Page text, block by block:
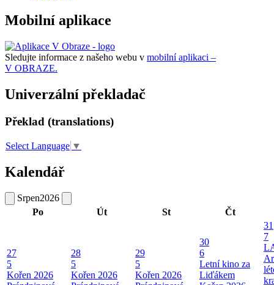
Mobilní aplikace
Sledujte informace z našeho webu v mobilní aplikaci –
V OBRAZE.
Univerzální překladač
Překlad (translations)
Select Language ▼
Kalendář
Srpen2026
Po
Út St Čt
27
5
Kořen 2026
28
5
Kořen 2026
29
5
Kořen 2026
30
6
Letní kino za
Liďákem
31
7